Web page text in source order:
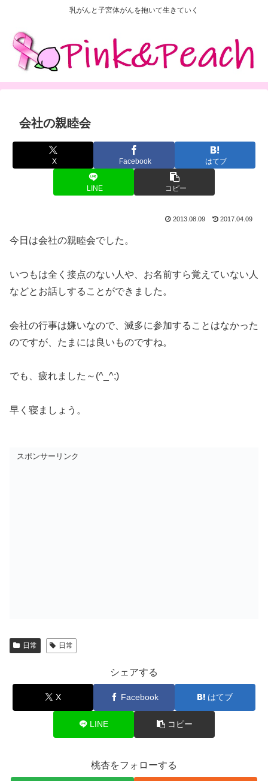
乳がんと子宮体がんを抱いて生きていく
会社の親睦会
X Facebook はてブ
LINE コピー
2013.08.09 2017.04.09
今日は会社の親睦会でした。
いつもは全く接点のない人や、お名前すら覚えていない人
などとお話しすることができました。
会社の行事は嫌いなので、滅多に参加することはなかった
のですが、たまには良いものですね。
でも、疲れました～(^_^;)
早く寝ましょう。
スポンサーリンク
日常 日常
シェアする
X Facebook はてブ
LINE コピー
桃杏をフォローする